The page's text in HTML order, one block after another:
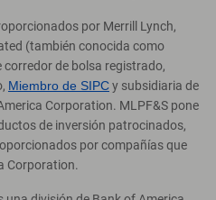
por Merrill Lynch,
(también conocida como
corredor de bolsa registrado,
Miembro de SIPCy subsidiaria de
Corporation. MLPF&S pone
de inversión patrocinados,
por compañías que
Corporation.